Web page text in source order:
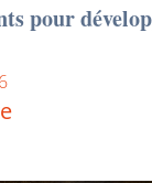
pour